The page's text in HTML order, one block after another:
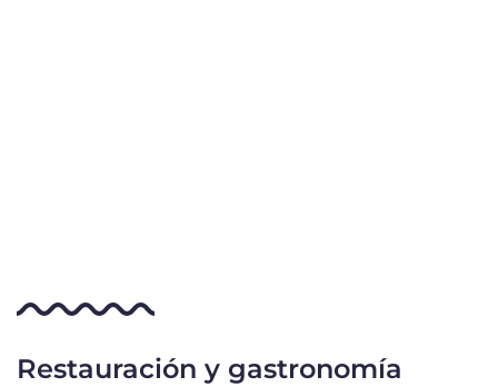
Restauración y gastronomía